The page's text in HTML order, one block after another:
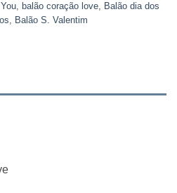
, balão coração love, Balão dia dos
, Balão S. Valentim